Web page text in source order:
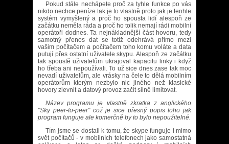
Pokud stále nechápete proč za tyhle funkce po vás
nikdo nechce peníze tak je to vlastně proto jak je tenhle
systém vymyšlený a proč ho spousta lidí alespoň ze
začátku neměla ráda a proč ho tolik nemají rádi mobilní
operátoři dodnes. Ta nejnákladnější část hovoru, tedy
samotný přenos dat se totiž odehrává přímo mezi
vašim počítačem a počítačem toho komu voláte a data
putují přes ostatní uživatele skypu. Alespoň ze začátku
tak spoustě uživatelům ukrajoval kapacitu linky i když
ho třeba ani nepoužívali. To už sice dnes zase tak moc
nevadí uživatelům, ale vrásky na čele to dělá mobilním
operátorům kterým nezbylo nic jiného než klasické
hovory zlevnit a datový provoz začít silně limitovat.
Název programu je vlastně zkratka z anglického
"Sky peer-to-peer" což je sice přesný popis toho jak
program funguje ale komerčně by to bylo nepoužitelné.
Tím jsme se dostali k tomu, že skype funguje i mimo
svět počítačů - v mobilních telefonech jako samostatná